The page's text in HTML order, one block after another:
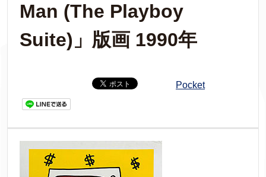
Man (The Playboy
Suite)」版画 1990年
Pocket